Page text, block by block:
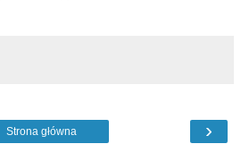
›
Strona główna